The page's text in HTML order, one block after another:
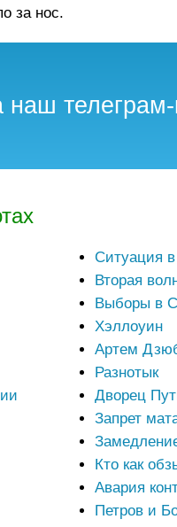
за нос.
Ситуация
Вторая
Выборы в
Хэллоуин
Артем
Разнотык
Дворец
Запрет
Кто как
Авария
Петров и